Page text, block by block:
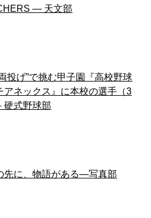
― 天文部
投げ”で挑む甲子園『高校野球
アネックス』に本校の選手（3
硬式野球部
先に、物語がある―写真部